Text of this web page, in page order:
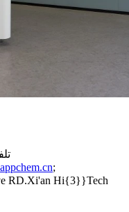
;
RD.Xi'an Hi{3}}Tech